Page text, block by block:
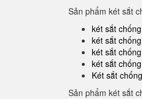
Sản phẩm két sắt
két sắt
két sắt
két sắt
két sắt
Két sắt
Sản phẩm két sắt